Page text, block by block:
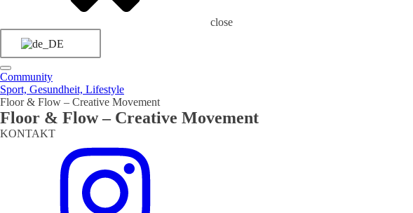
close
Community
Sport, Gesundheit, Lifestyle
Floor & Flow – Creative Movement
Floor & Flow – Creative Movement
KONTAKT